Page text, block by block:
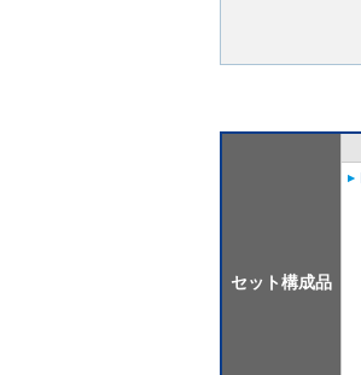
セット構成品